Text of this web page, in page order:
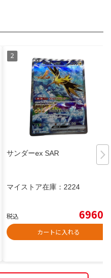
サンダーex SAR
マイストア在庫： 2224
税込 6960
カートに入れる